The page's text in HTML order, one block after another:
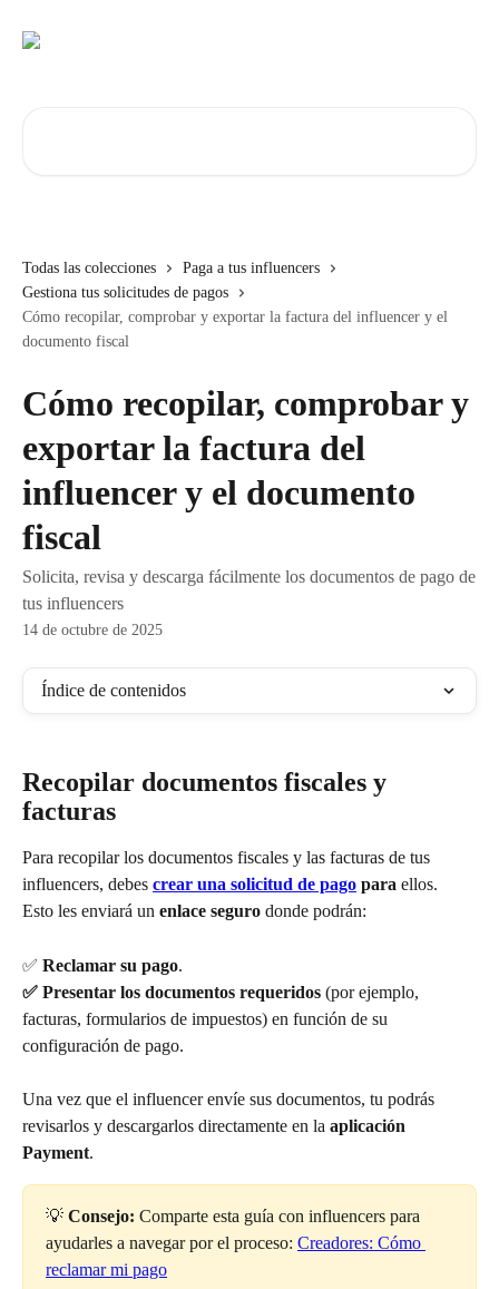
Todas las colecciones
Paga a tus influencers
Gestiona tus solicitudes de pagos
Cómo recopilar, comprobar y exportar la factura del influencer y el
documento fiscal
Cómo recopilar, comprobar y
exportar la factura del
influencer y el documento
fiscal
Solicita, revisa y descarga fácilmente los documentos de pago de
tus influencers
14 de octubre de 2025
Índice de contenidos
Recopilar documentos fiscales y
facturas
Para recopilar los documentos fiscales y las facturas de tus
influencers, debes crear una solicitud de pago para ellos.
Esto les enviará un enlace seguro donde podrán:
✅ Reclamar su pago.
✅ Presentar los documentos requeridos (por ejemplo,
facturas, formularios de impuestos) en función de su
configuración de pago.
Una vez que el influencer envíe sus documentos, tu podrás
revisarlos y descargarlos directamente en la aplicación
Payment.
💡 Consejo: Comparte esta guía con influencers para
ayudarles a navegar por el proceso: Creadores: Cómo
reclamar mi pago